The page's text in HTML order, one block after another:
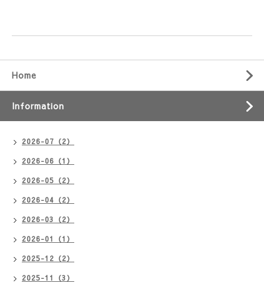
Home
Information
2026-07（2）
2026-06（1）
2026-05（2）
2026-04（2）
2026-03（2）
2026-01（1）
2025-12（2）
2025-11（3）